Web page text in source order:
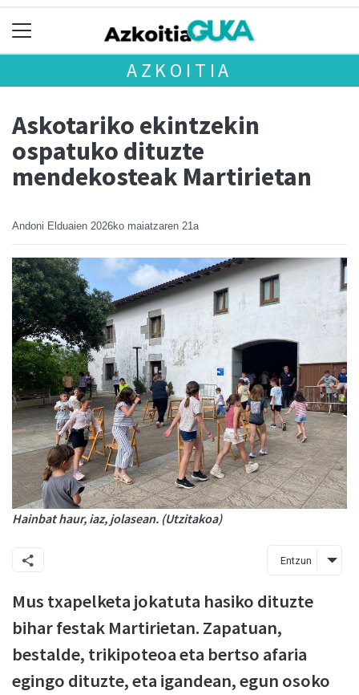
AZKOITIA
Askotariko ekintzekin
ospatuko dituzte
mendekosteak Martirietan
Andoni Elduaien 2026ko maiatzaren 21a
Hainbat haur, iaz, jolasean. (Utzitakoa)
Entzun
Mus txapelketa jokatuta hasiko dituzte
bihar festak Martirietan. Zapatuan,
bestalde, trikipoteoa eta bertso afaria
egingo dituzte, eta igandean, egun osoko